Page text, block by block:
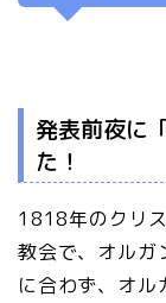
発表前夜に
た！
1818年のクリ
教会で、オルガ
に合わず、オル